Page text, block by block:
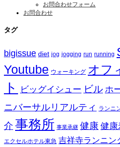
お問合わせフォーム
お問合わせ
タグ
bigissue diet jog jogging run running
Youtube ウォーキング オフ
ト
ビッグイシュー ビル ホ
ニバーサルリアルティ
ランニ
介 事務所 事業承継 健康健康
エクセルホテル東急 吉祥寺ランニン